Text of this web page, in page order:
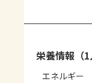
栄養情報（1
エネルギー